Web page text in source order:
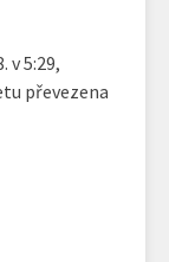
v 5:29,
převezena